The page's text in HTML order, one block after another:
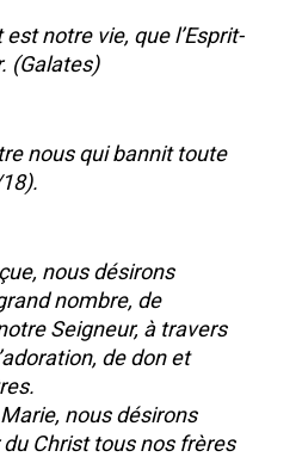
notre vie, que l’Esprit-
(Galates)
nous qui bannit toute
nous désirons
nombre, de
Seigneur, à travers
de don et
nous désirons
Christ tous nos frères